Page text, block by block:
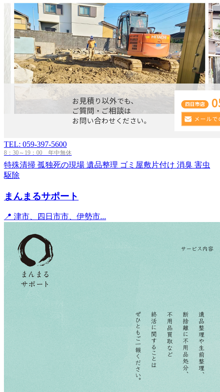
TEL: 059-397-5600
8：30～19：00 年中無休
特殊清掃 孤独死の現場 遺品整理 ゴミ屋敷片付け 消臭 害虫
駆除
まんまるサポート
📍 津市、四日市市、伊勢市...